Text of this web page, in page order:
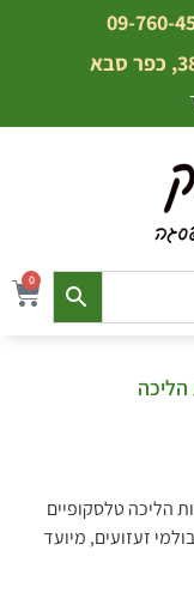
09-760-
0
הליכה טלסקופיים
זעזועים, מיועד